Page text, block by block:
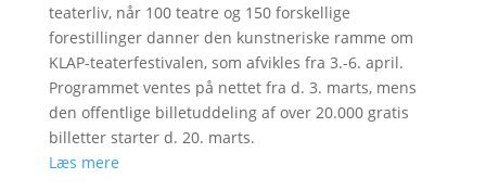
teaterliv, når 100 teatre og 150 forskellige
forestillinger danner den kunstneriske ramme om
KLAP-teaterfestivalen, som afvikles fra 3.-6. april.
Programmet ventes på nettet fra d. 3. marts, mens
den offentlige billetuddeling af over 20.000 gratis
billetter starter d. 20. marts.
Læs mere